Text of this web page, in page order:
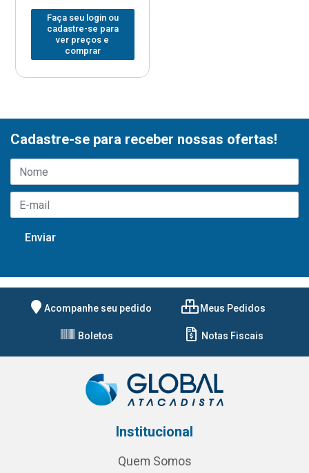
Faça seu login ou
cadastre-se para
ver preços e
comprar
Cadastre-se para receber nossas ofertas!
Acompanhe seu pedido Meus Pedidos
Boletos Notas Fiscais
Institucional
Quem Somos